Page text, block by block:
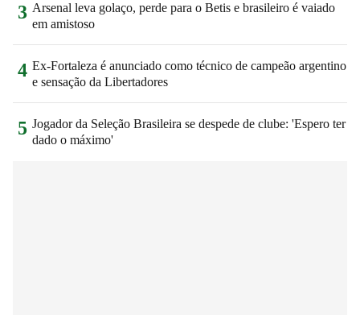
3 Arsenal leva golaço, perde para o Betis e brasileiro é vaiado
em amistoso
4 Ex-Fortaleza é anunciado como técnico de campeão argentino
e sensação da Libertadores
5 Jogador da Seleção Brasileira se despede de clube: 'Espero ter
dado o máximo'